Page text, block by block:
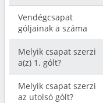
Vendégcsapat
góljainak a száma
Melyik csapat szerzi
a(z) 1. gólt?
Melyik csapat szerzi
az utolsó gólt?